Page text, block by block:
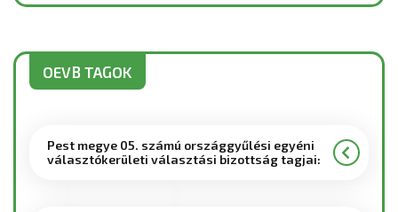
OEVB TAGOK
Pest megye 05. számú országgyűlési egyéni
választókerületi választási bizottság tagjai: